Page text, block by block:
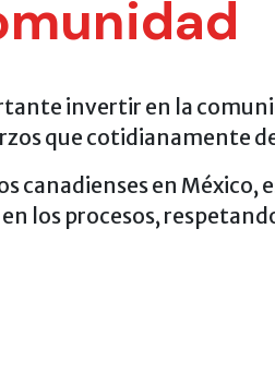
invertir en la
que cotidianamente
canadienses en
los procesos,